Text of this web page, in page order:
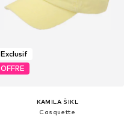
Exclusif
OFFRE
KAMILA ŠIKL
Casquette